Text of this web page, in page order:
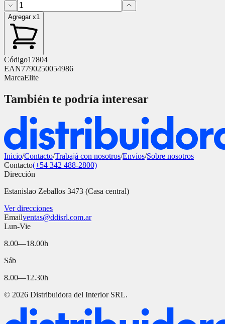
Agregar x1
Código17804
EAN7790250054986
MarcaElite
También te podría interesar
Inicio/Contacto/Trabajá con nosotros/Envíos/Sobre nosotros
Contacto(+54 342 488-2800)
Dirección
Estanislao Zeballos 3473 (Casa central)
Ver direcciones
Emailventas@ddisrl.com.ar
Lun-Vie
8.00—18.00h
Sáb
8.00—12.30h
© 2026 Distribuidora del Interior SRL.